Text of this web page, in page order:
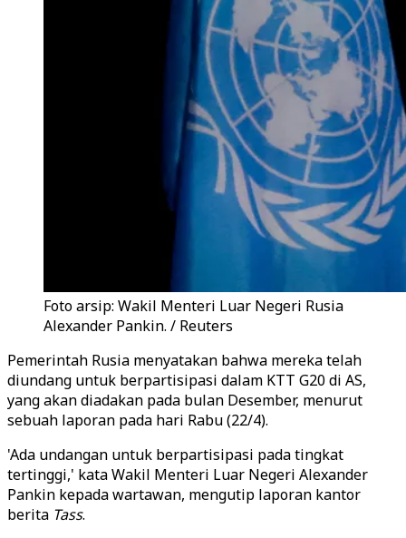
Foto arsip: Wakil Menteri Luar Negeri Rusia
Alexander Pankin. / Reuters
Pemerintah Rusia menyatakan bahwa mereka telah
diundang untuk berpartisipasi dalam KTT G20 di AS,
yang akan diadakan pada bulan Desember, menurut
sebuah laporan pada hari Rabu (22/4).
'Ada undangan untuk berpartisipasi pada tingkat
tertinggi,' kata Wakil Menteri Luar Negeri Alexander
Pankin kepada wartawan, mengutip laporan kantor
berita Tass.